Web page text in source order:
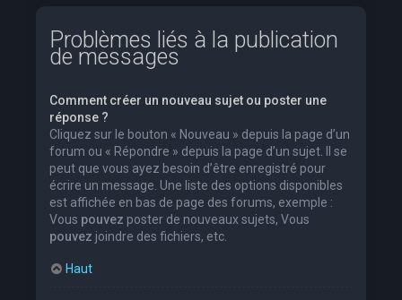
Problèmes liés à la publication
de messages
Comment créer un nouveau sujet ou poster une
réponse ?
Cliquez sur le bouton « Nouveau » depuis la page d’un
forum ou « Répondre » depuis la page d’un sujet. Il se
peut que vous ayez besoin d’être enregistré pour
écrire un message. Une liste des options disponibles
est affichée en bas de page des forums, exemple :
Vous pouvez poster de nouveaux sujets, Vous
pouvez joindre des fichiers, etc.
Haut